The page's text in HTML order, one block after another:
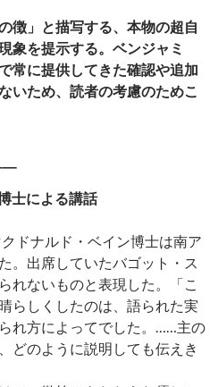
徴」と描写する、本物の超自
象を提示する。ベンジャミ
常に提供してきた確認や追加
いため、読者の考慮のためこ
士による講話
ドナルド・ベイン博士は南ア
。出席していたバゴット・ス
れないものと表現した。「こ
らしくしたのは、語られた実
れ方によってでした。……主の
どのように説明しても伝えき